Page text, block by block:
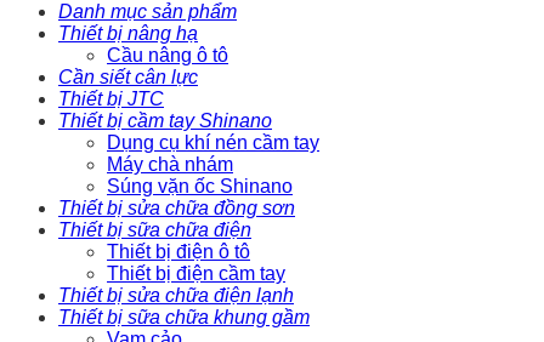
Danh mục sản phẩm
Thiết bị nâng hạ
Cầu nâng ô tô
Cần siết cân lực
Thiết bị JTC
Thiết bị cầm tay Shinano
Dụng cụ khí nén cầm tay
Máy chà nhám
Súng vặn ốc Shinano
Thiết bị sửa chữa đồng sơn
Thiết bị sữa chữa điện
Thiết bị điện ô tô
Thiết bị điện cầm tay
Thiết bị sửa chữa điện lạnh
Thiết bị sữa chữa khung gầm